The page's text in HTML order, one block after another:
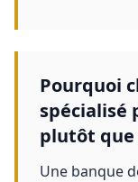
Pourquoi
spécialisé
plutôt que
Une banque